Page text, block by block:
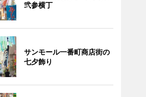
弐参横丁
サンモール一番町商店街の
七夕飾り